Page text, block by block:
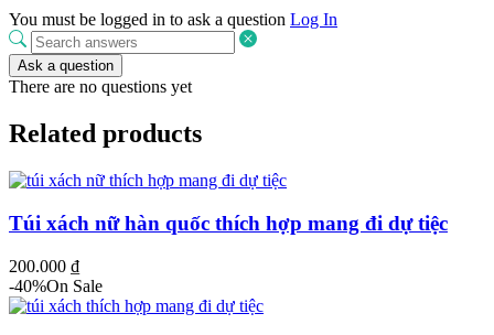
You must be logged in to ask a question Log In
Ask a question
There are no questions yet
Related products
Túi xách nữ hàn quốc thích hợp mang đi dự tiệc
200.000 ₫
-40%On Sale